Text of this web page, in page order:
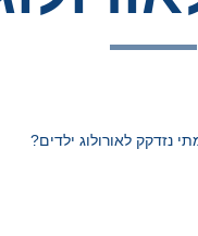
נזדקק לאורולוג ילדים?